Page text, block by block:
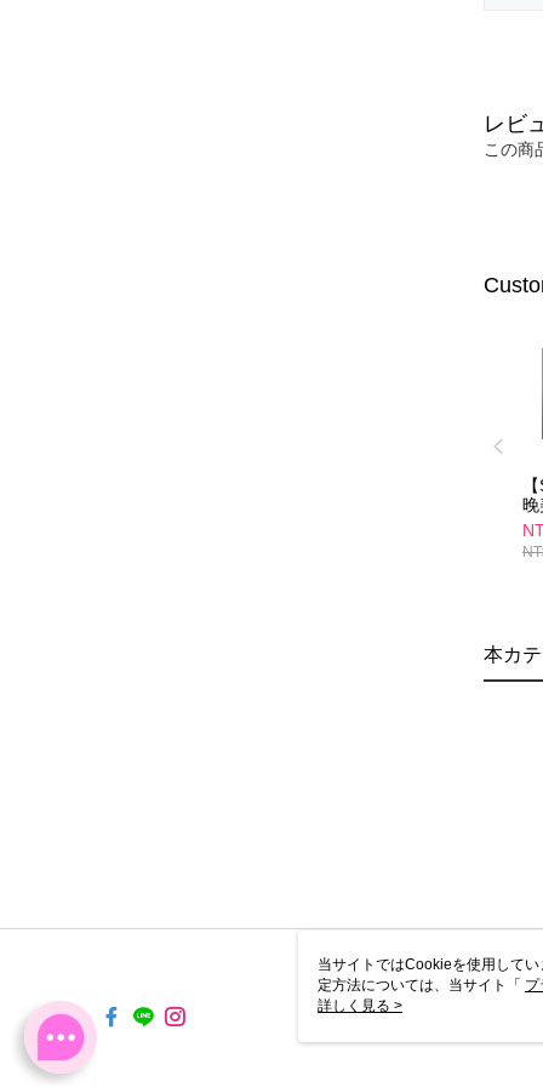
レビ
この商
晚
本カ
当サイトではCookieを使用して
定方法については、当サイト「 プ
き使用される場合、当社がサイ
詳しく見る >